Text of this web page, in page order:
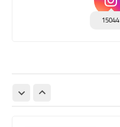
15044